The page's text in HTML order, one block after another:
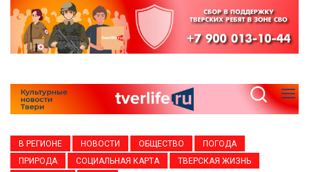
В РЕГИОНЕ НОВОСТИ ОБЩЕСТВО
ПОГОДА
ПРИРОДА
СОЦИАЛЬНАЯ КАРТА
ТВЕРСКАЯ ЖИЗНЬ